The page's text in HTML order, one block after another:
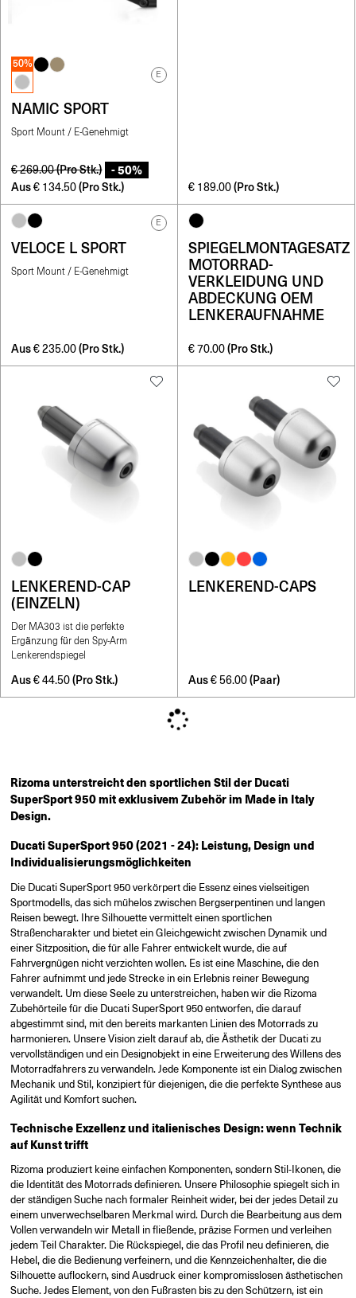
50%
E
NAMIC SPORT
Sport Mount / E-Genehmigt
€269.00(Pro Stk.) - 50%
Aus € 134.50 (Pro Stk.) € 189.00 (Pro Stk.)
E
VELOCE L SPORT
Sport Mount / E-Genehmigt
Aus €235.00 (Pro Stk.)
SPIEGELMONTAGESATZ
MOTORRAD-
VERKLEIDUNG UND
ABDECKUNG OEM
LENKERAUFNAHME
€70.00 (Pro Stk.)
LENKEREND-CAP
(EINZELN)
Der MA303 ist die perfekte
Ergänzung für den Spy-Arm
Lenkerendspiegel
Aus €44.50 (Pro Stk.)
LENKEREND-CAPS
Aus €56.00 (Paar)
Rizoma unterstreicht den sportlichen Stil der Ducati
SuperSport 950 mit exklusivem Zubehör im Made in Italy
Design.
Ducati SuperSport 950 (2021 - 24): Leistung, Design und
Individualisierungsmöglichkeiten
Die Ducati SuperSport 950 verkörpert die Essenz eines vielseitigen
Sportmodells, das sich mühelos zwischen Bergserpentinen und langen
Reisen bewegt. Ihre Silhouette vermittelt einen sportlichen
Straßencharakter und bietet ein Gleichgewicht zwischen Dynamik und
einer Sitzposition, die für alle Fahrer entwickelt wurde, die auf
Fahrvergnügen nicht verzichten wollen. Es ist eine Maschine, die den
Fahrer aufnimmt und jede Strecke in ein Erlebnis reiner Bewegung
verwandelt. Um diese Seele zu unterstreichen, haben wir die Rizoma
Zubehörteile für die Ducati SuperSport 950 entworfen, die darauf
abgestimmt sind, mit den bereits markanten Linien des Motorrads zu
harmonieren. Unsere Vision zielt darauf ab, die Ästhetik der Ducati zu
vervollständigen und ein Designobjekt in eine Erweiterung des Willens des
Motorradfahrers zu verwandeln. Jede Komponente ist ein Dialog zwischen
Mechanik und Stil, konzipiert für diejenigen, die die perfekte Synthese aus
Agilität und Komfort suchen.
Technische Exzellenz und italienisches Design: wenn Technik
auf Kunst trifft
Rizoma produziert keine einfachen Komponenten, sondern Stil-Ikonen, die
die Identität des Motorrads definieren. Unsere Philosophie spiegelt sich in
der ständigen Suche nach formaler Reinheit wider, bei der jedes Detail zu
einem unverwechselbaren Merkmal wird. Durch die Bearbeitung aus dem
Vollen verwandeln wir Metall in fließende, präzise Formen und verleihen
jedem Teil Charakter. Die Rückspiegel, die das Profil neu definieren, die
Hebel, die die Bedienung verfeinern, und die Kennzeichenhalter, die die
Silhouette auflockern, sind Ausdruck einer kompromisslosen ästhetischen
Suche. Jedes Element, von den Fußrasten bis zu den Schützern, ist ein